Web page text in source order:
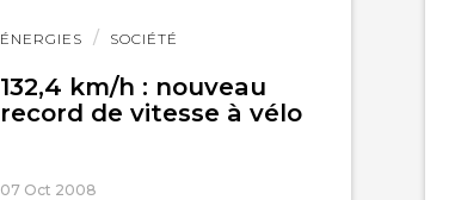
ÉNERGIES SOCIÉTÉ
132,4 km/h : nouveau
record de vitesse à vélo
07 Oct 2008
Lire